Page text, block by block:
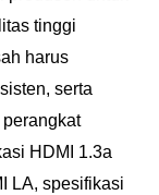
tinggi
harus
serta
HDMI 1.3a
LA, spesifikasi